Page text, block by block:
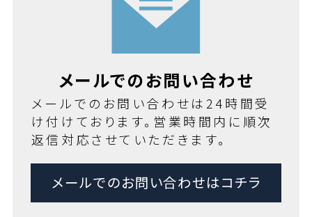
メールでのお問い合わせ
メールでのお問い合わせは24時間受
け付けております。営業時間内に順次
返信対応させていただきます。
メールでのお問い合わせはコチラ